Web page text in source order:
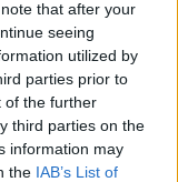
that after your
seeing
utilized by
parties prior to
of the further
third parties on the
information may
the IAB’s List of